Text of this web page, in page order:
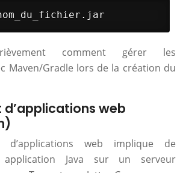
comment gérer les
Maven/Gradle lors de la création du
web
d’applications web implique de
Java sur un serveur